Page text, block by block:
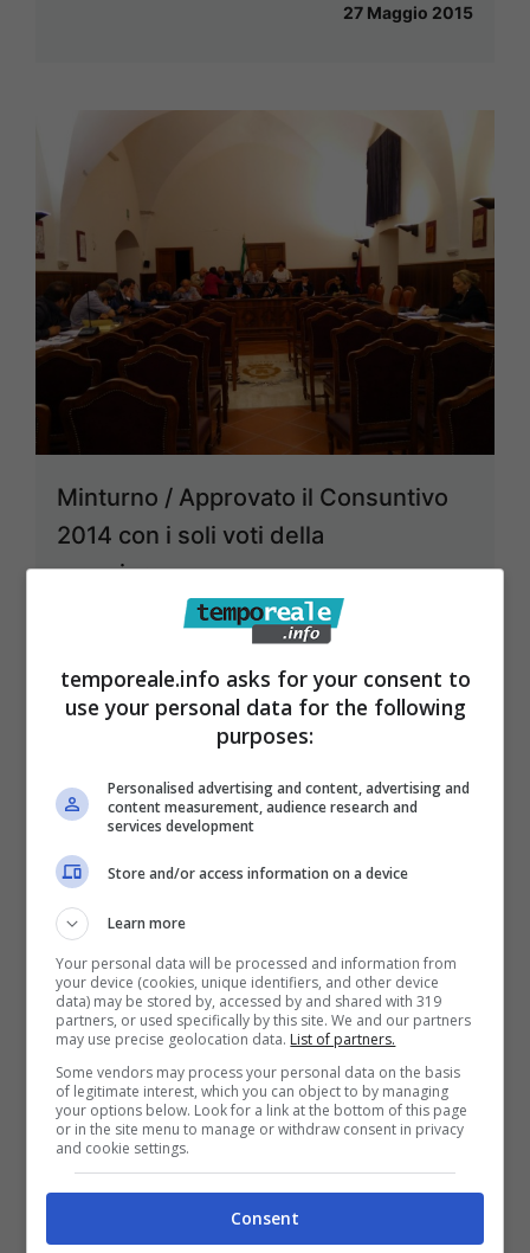
27 Maggio 2015
Minturno / Approvato il Consuntivo
2014 con i soli voti della
maggioranza
24 Maggio 2015
Minturno / Video integrale del
consiglio comunale del 22 maggio
2015
temporeale.info asks for your consent to
use your personal data for the following
purposes:
Personalised advertising and content, advertising and
content measurement, audience research and
services development
Store and/or access information on a device
Learn more
Your personal data will be processed and information from
your device (cookies, unique identifiers, and other device
data) may be stored by, accessed by and shared with 319
partners, or used specifically by this site. We and our partners
may use precise geolocation data. List of partners.
Some vendors may process your personal data on the basis
of legitimate interest, which you can object to by managing
your options below. Look for a link at the bottom of this page
or in the site menu to manage or withdraw consent in privacy
and cookie settings.
Consent